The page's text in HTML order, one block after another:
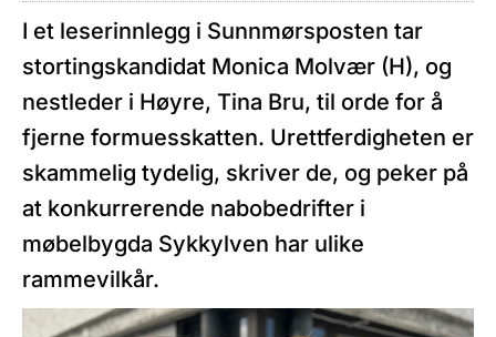
I et leserinnlegg i Sunnmørsposten tar
stortingskandidat Monica Molvær (H), og
nestleder i Høyre, Tina Bru, til orde for å
fjerne formuesskatten. Urettferdigheten er
skammelig tydelig, skriver de, og peker på
at konkurrerende nabobedrifter i
møbelbygda Sykkylven har ulike
rammevilkår.